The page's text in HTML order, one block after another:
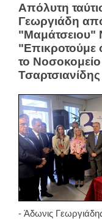
Απόλυτη
Γεωργιάδη
"Μαμάτσειου"
"Επικροτούμε
το
- Άδωνις